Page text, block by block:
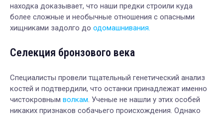
находка доказывает, что наши предки строили куда
более сложные и необычные отношения с опасными
хищниками задолго до одомашнивания.
Селекция бронзового века
Специалисты провели тщательный генетический анализ
костей и подтвердили, что останки принадлежат именно
чистокровным волкам. Ученые не нашли у этих особей
никаких признаков собачьего происхождения. Однако